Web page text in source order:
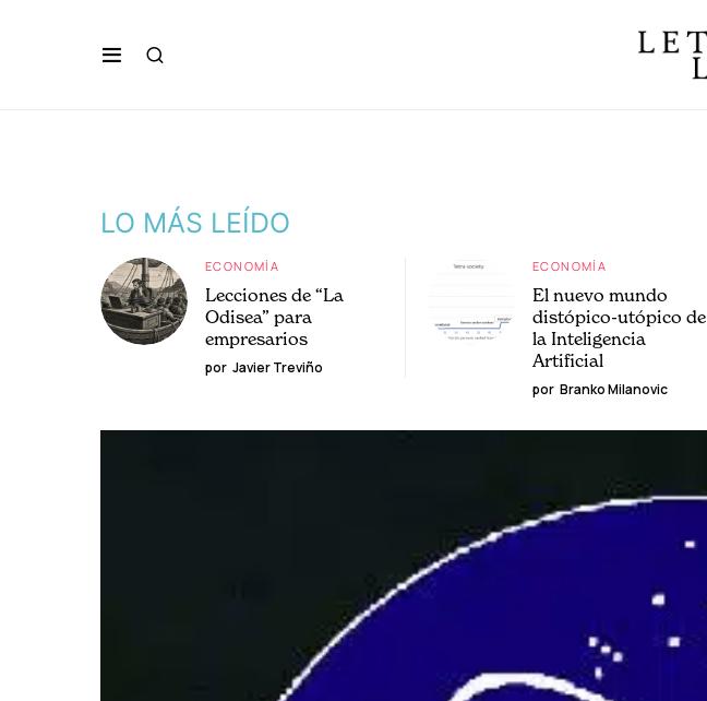
LO MÁS LEÍDO
ECONOMÍA
Lecciones de “La
Odisea” para
empresarios
por Javier Treviño
ECONOMÍA
El nuevo mundo
distópico-utópico de
la Inteligencia
Artificial
por Branko Milanovic